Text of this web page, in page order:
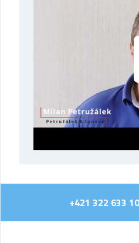
+421 322 633